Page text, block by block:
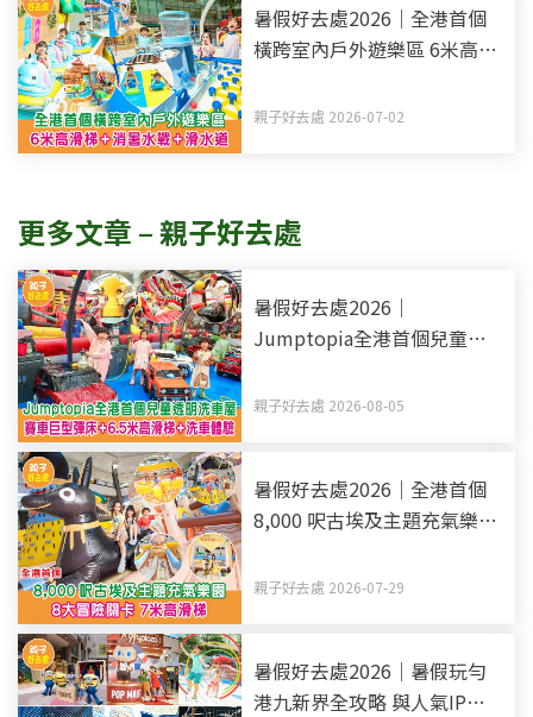
暑假好去處2026｜全港首個
橫跨室內戶外遊樂區 6米高滑
親子好去處 2026-07-02
更多文章 – 親子好去處
暑假好去處2026｜
Jumptopia全港首個兒童透
米高滑梯+洗車體驗
親子好去處 2026-08-05
暑假好去處2026｜全港首個
8,000 呎古埃及主題充氣樂園
親子好去處 2026-07-29
暑假好去處2026｜暑假玩勻
港九新界全攻略 與人氣IP打